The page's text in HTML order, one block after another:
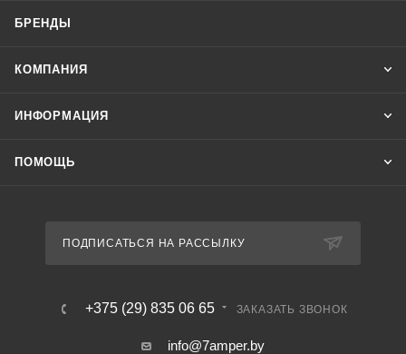
БРЕНДЫ
КОМПАНИЯ
ИНФОРМАЦИЯ
ПОМОЩЬ
ПОДПИСАТЬСЯ НА РАССЫЛКУ
+375 (29) 835 06 65 ЗАКАЗАТЬ ЗВОНОК
info@7amper.by